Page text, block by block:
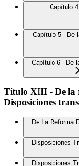
Capítulo
Capítulo 5 - De
Capítulo 6 - De
Título XIII - De la
Disposiciones
De La Reforma
Disposiciones
Disposiciones